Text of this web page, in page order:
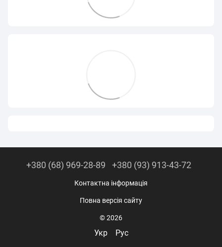
+380 (68) 969-28-89 +380 (93) 913-43-72
Контактна інформація
Повна версія сайту
© 2026
Укр Рус